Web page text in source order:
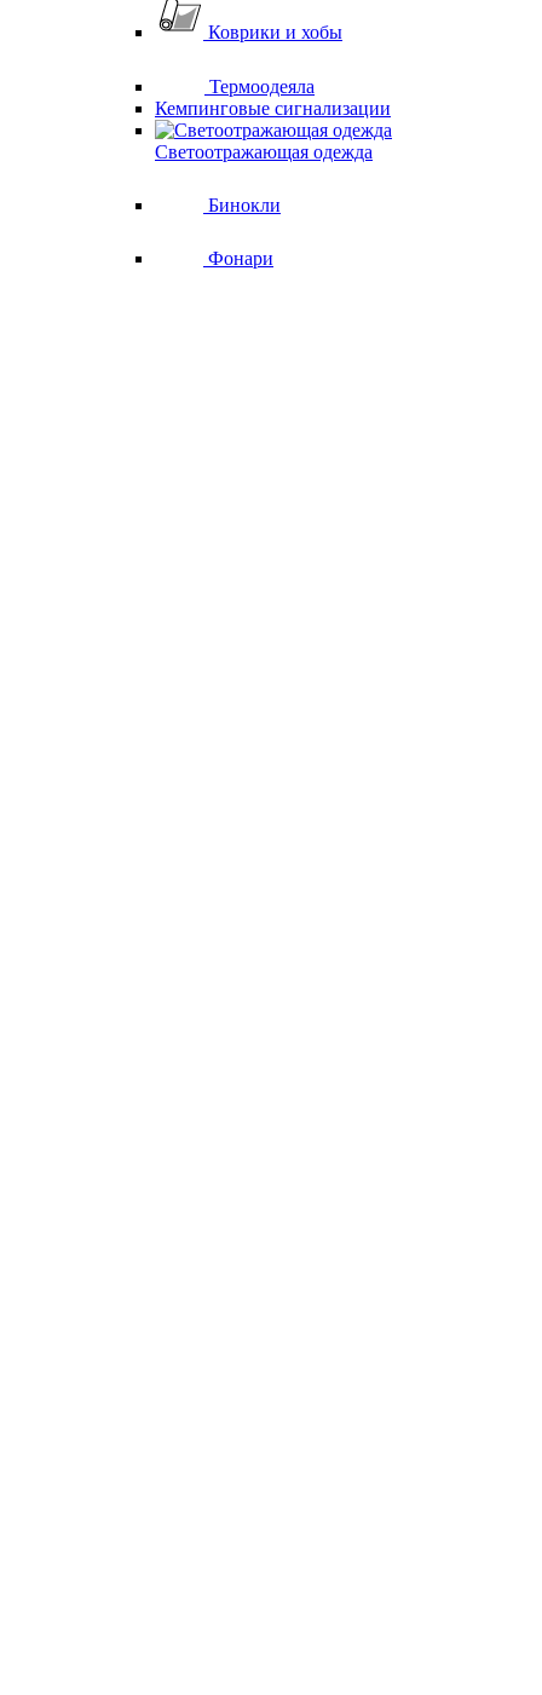
Коврики и хобы
Термоодеяла
Кемпинговые сигнализации
Светоотражающая одежда
Бинокли
Фонари